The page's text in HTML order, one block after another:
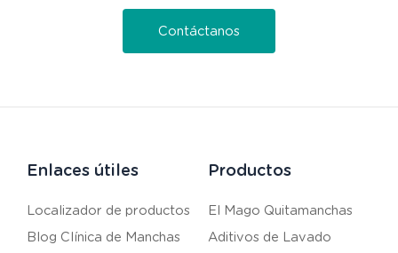
Contáctanos
Enlaces útiles
Localizador de productos
Blog Clínica de Manchas
Productos
El Mago Quitamanchas
Aditivos de Lavado